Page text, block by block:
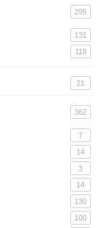
295
131
118
21
362
7
14
3
14
130
100